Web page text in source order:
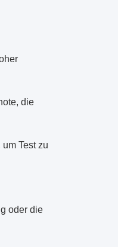
die
Test zu
oder die